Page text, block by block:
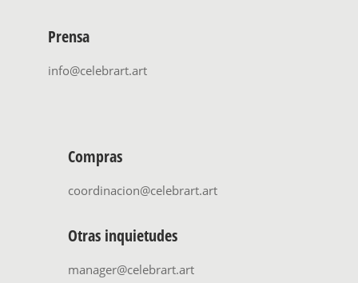
Prensa
info@celebrart.art
Compras
coordinacion@celebrart.art
Otras inquietudes
manager@celebrart.art